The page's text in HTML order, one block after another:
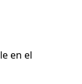
en el